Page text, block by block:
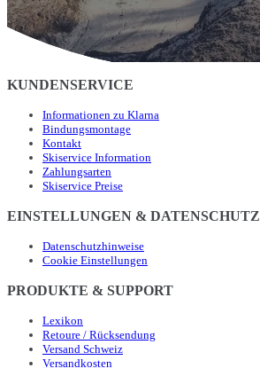
KUNDENSERVICE
Informationen zu Klarna
Bindungsmontage
Kontakt
Skiservice Information
Zahlungsarten
Skiservice Preise
EINSTELLUNGEN & DATENSCHUTZ
Datenschutzhinweise
Cookie Einstellungen
PRODUKTE & SUPPORT
Lexikon
Retoure / Rücksendung
Versand Schweiz
Versandkosten